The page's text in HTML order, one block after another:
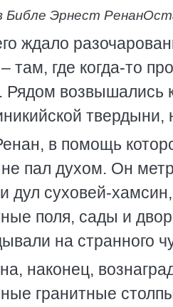
Библе Эрнест Ренан
ждало
там, где когда-то
возвышались
твердыни,
в помощь
пал духом. Он
дул суховей-
поля, сады и
на странного
наконец,
гранитные